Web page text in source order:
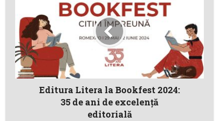
Editura Litera la Bookfest 2024:
35 de ani de excelență
editorială